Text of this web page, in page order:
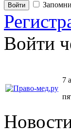
Войти
7